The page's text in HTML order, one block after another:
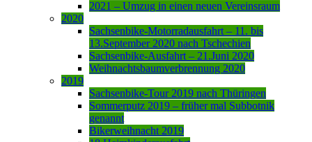
2021 – Umzug in einen neuen Vereinsraum
2020
Sachsenbike-Motorradausfahrt – 11. bis
13.September 2020 nach Tschechien
Sachsenbike-Ausfahrt – 21.Juni 2020
Weihnachtsbaumverbrennung 2020
2019
Sachsenbike-Tour 2019 nach Thüringen
Sommerputz 2019 – früher mal Subbotnik
genannt
Bikerweihnacht 2019